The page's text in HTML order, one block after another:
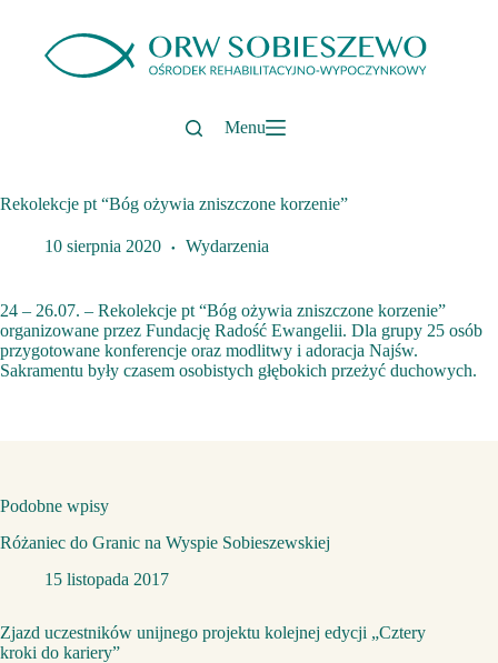
Menu
Rekolekcje pt “Bóg ożywia zniszczone korzenie”
10 sierpnia 2020 Wydarzenia
24 – 26.07. – Rekolekcje pt “Bóg ożywia zniszczone korzenie”
organizowane przez Fundację Radość Ewangelii. Dla grupy 25 osób
przygotowane konferencje oraz modlitwy i adoracja Najśw.
Sakramentu były czasem osobistych głębokich przeżyć duchowych.
Podobne wpisy
Różaniec do Granic na Wyspie Sobieszewskiej
15 listopada 2017
Zjazd uczestników unijnego projektu kolejnej edycji „Cztery
kroki do kariery”